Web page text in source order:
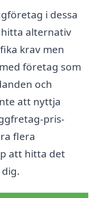
i dessa
alternativ
krav men
företag som
och
att nyttja
pris-
flera
att hitta det